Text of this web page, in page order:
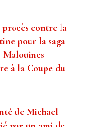
contre la
pour la saga
Malouines
à la Coupe du
de Michael